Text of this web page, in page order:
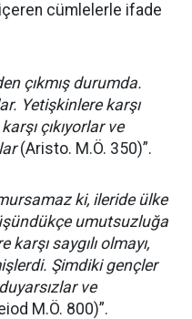
cümlelerle ifade
çıkmış durumda.
Yetişkinlere karşı
çıkıyorlar ve
(Aristo. M.Ö. 350)”.
ki, ileride ülke
umutsuzluğa
karşı saygılı olmayı,
Şimdiki gençler
ve
M.Ö. 800)”.